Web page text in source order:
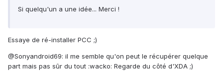
Si quelqu'un a une idée... Merci !
Essaye de ré-installer PCC ;)
@Sonyandroid69: il me semble qu'on peut le récupérer quelque
part mais pas sûr du tout :wacko: Regarde du côté d'XDA ;)